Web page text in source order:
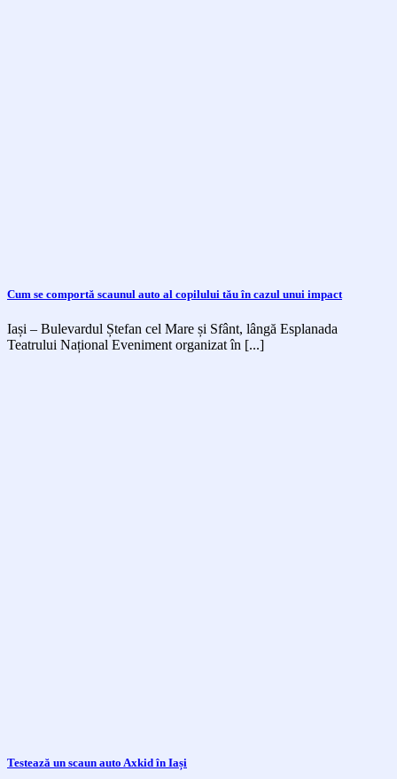
Cum se comportă scaunul auto al copilului tău în cazul unui impact
Iași – Bulevardul Ștefan cel Mare și Sfânt, lângă Esplanada
Teatrului Național Eveniment organizat în [...]
Testează un scaun auto Axkid în Iași